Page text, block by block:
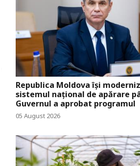
Republica Moldova își
sistemul național de apărare
Guvernul a aprobat programul
05 August 2026